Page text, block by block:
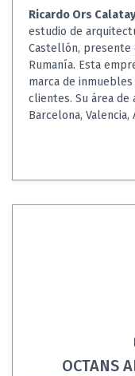
Ricardo Ors
estudio de
Castellón, presente
Rumanía. Esta
marca de
clientes. Su área de
Barcelona, Valencia,
OCTANS